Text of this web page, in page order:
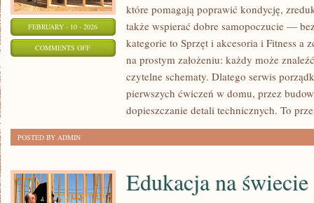
FEBRUARY - 10 - 2026
COMMENTS OFFON
ODCHUDZANIE
które pomagają poprawić kondycję,
także wspierać dobre samopoczucie —
kategorie to Sprzęt i akcesoria i Fitness a
na prostym założeniu: każdy może
czytelne schematy. Dlatego serwis
pierwszych ćwiczeń w domu, przez
dopieszczanie detali technicznych. To
POSTED BY ADMIN
Edukacja na świecie